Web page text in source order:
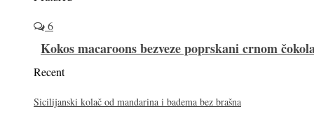
6
Kokos macaroons bezveze poprskani crnom
Recent
Sicilijanski kolač od mandarina i badema bez brašna